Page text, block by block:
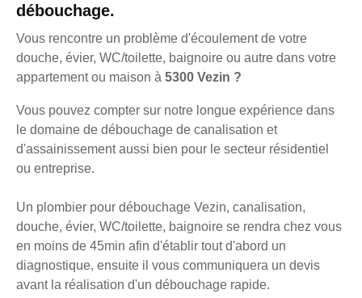
débouchage.
Vous rencontre un problème d'écoulement de votre
douche, évier, WC/toilette, baignoire ou autre dans votre
appartement ou maison à 5300 Vezin ?
Vous pouvez compter sur notre longue expérience dans
le domaine de débouchage de canalisation et
d'assainissement aussi bien pour le secteur résidentiel
ou entreprise.
Un plombier pour débouchage Vezin, canalisation,
douche, évier, WC/toilette, baignoire se rendra chez vous
en moins de 45min afin d'établir tout d'abord un
diagnostique, ensuite il vous communiquera un devis
avant la réalisation d'un débouchage rapide.